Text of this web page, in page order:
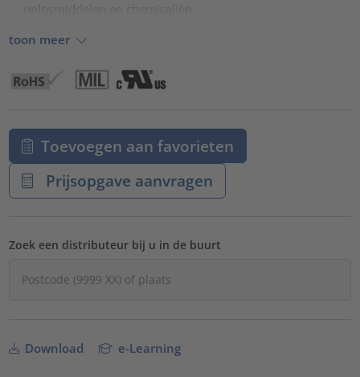
toon meer
Toevoegen aan favorieten
Prijsopgave aanvragen
Zoek een distributeur bij u in de buurt
Download e-Learning